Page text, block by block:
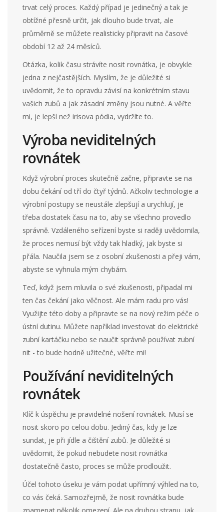
trvat celý proces. Každý případ je jedinečný a tak je
obtížné přesně určit, jak dlouho bude trvat, ale
průměrně se můžete realisticky připravit na časové
období 12 až 24 měsíců.
Otázka, kolik času strávíte nosit rovnátka, je obvykle
jedna z nejčastějších. Myslím, že je důležité si
uvědomit, že to opravdu závisí na konkrétním stavu
vašich zubů a jak zásadní změny jsou nutné. A věřte
mi, je lepší než irisova pódia, vydržíte to.
Výroba neviditelných
rovnátek
Když výrobní proces skutečně začne, připravte se na
dobu čekání od tří do čtyř týdnů. Ačkoliv technologie a
výrobní postupy se neustále zlepšují a urychlují, je
třeba dostatek času na to, aby se všechno provedlo
správně. Vzdáleného seřízení byste si raději uvědomila,
že proces nemusí být vždy tak hladký, jak byste si
přála. Naučila jsem se z osobní zkušenosti a přeji vám,
abyste se vyhnula mým chybám.
Teď, když jsem mluvila o své zkušenosti, připadal mi
ten čas čekání jako věčnost. Ale mám radu pro vás!
Využijte této doby a připravte se na nový režim péče o
ústní dutinu. Můžete například investovat do elektrické
zubní kartáčku nebo se naučit správně používat zubní
nit - to bude hodně užitečné, věřte mi!
Používání neviditelných
rovnátek
Klíč k úspěchu je pravidelné nošení rovnátek. Musí se
nosit skoro po celou dobu. Jediný čas, kdy je lze
sundat, je při jídle a čištění zubů. Je důležité si
uvědomit, že pokud nebudete nosit rovnátka
dostatečně často, proces se může prodloužit.
Účel tohoto úseku je vám podat upřímný výhled na to,
co vás čeká. Samozřejmě, že nosit rovnátka bude